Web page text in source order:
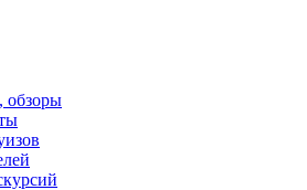
обзоры